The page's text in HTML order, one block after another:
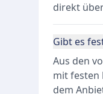
direkt
Gibt es
Aus den
mit festen
dem